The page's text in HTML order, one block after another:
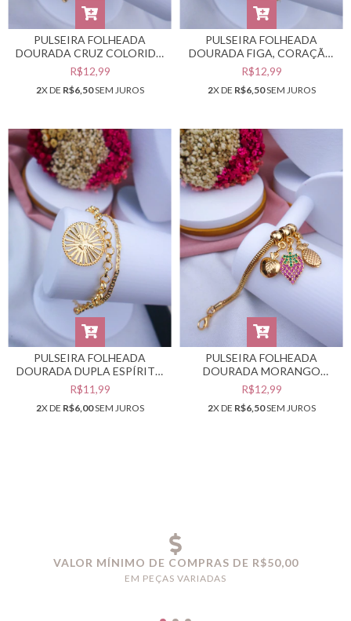
PULSEIRA FOLHEADA
DOURADA CRUZ COLORIDA
PAZ #PF0401911
R$12,99
2X DE R$6,50SEM JUROS
PULSEIRA FOLHEADA
DOURADA FIGA, CORAÇÃO
"SABEDORIA" E CRUZ
COLORIDA #PF0401908
R$12,99
2X DE R$6,50SEM JUROS
PULSEIRA FOLHEADA
DOURADA DUPLA ESPÍRITO
SANTO #PF0401877
R$11,99
2X DE R$6,00SEM JUROS
PULSEIRA FOLHEADA
DOURADA MORANGO
FRUTINHAS #PF0401662
R$12,99
2X DE R$6,50SEM JUROS
VALOR MÍNIMO DE COMPRAS DE R$50,00
EM PEÇAS VARIADAS